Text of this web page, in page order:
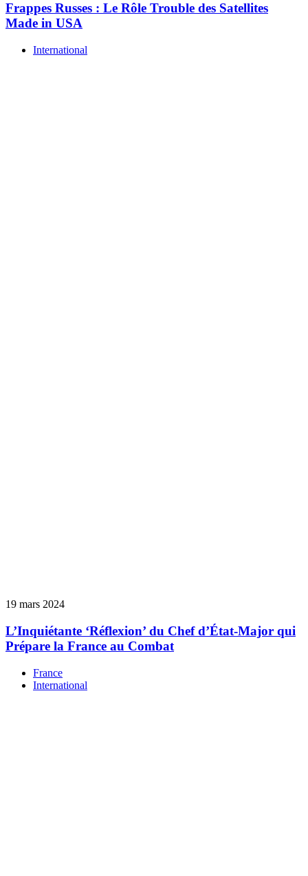
Frappes Russes : Le Rôle Trouble des Satellites
Made in USA
International
19 mars 2024
L’Inquiétante ‘Réflexion’ du Chef d’État-Major qui
Prépare la France au Combat
France
International